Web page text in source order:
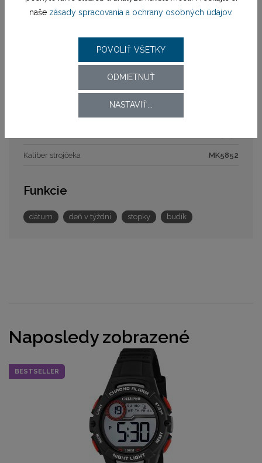
Materiál remienka plast
Kaliber strojčeka MK5852
Funkcie
dátum deň v týždni stopky budík
Naposledy zobrazené
BESTSELLER
naše zásady spracovania a ochrany osobných údajov.
POVOLIŤ VŠETKY
ODMIETNUŤ
NASTAVIŤ...